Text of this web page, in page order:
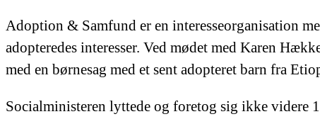
Adoption & Samfund er en interesseorganisation
adopteredes interesser. Ved mødet med Karen
med en børnesag med et sent adopteret barn fra
Socialministeren lyttede og foretog sig ikke videre